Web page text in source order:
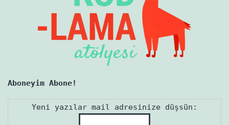
Aboneyim Abone!
Yeni yazılar mail adresinize düşsün: